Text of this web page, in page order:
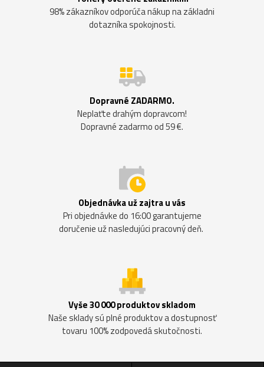
98% zákazníkov odporúča nákup na základni
dotazníka spokojnosti.
Dopravné ZADARMO.
Neplaťte drahým dopravcom!
Dopravné zadarmo od 59 €.
Objednávka už zajtra u vás
Pri objednávke do 16:00 garantujeme
doručenie už nasledujúci pracovný deň.
Vyše 30 000 produktov skladom
Naše sklady sú plné produktov a dostupnosť
tovaru 100% zodpovedá skutočnosti.